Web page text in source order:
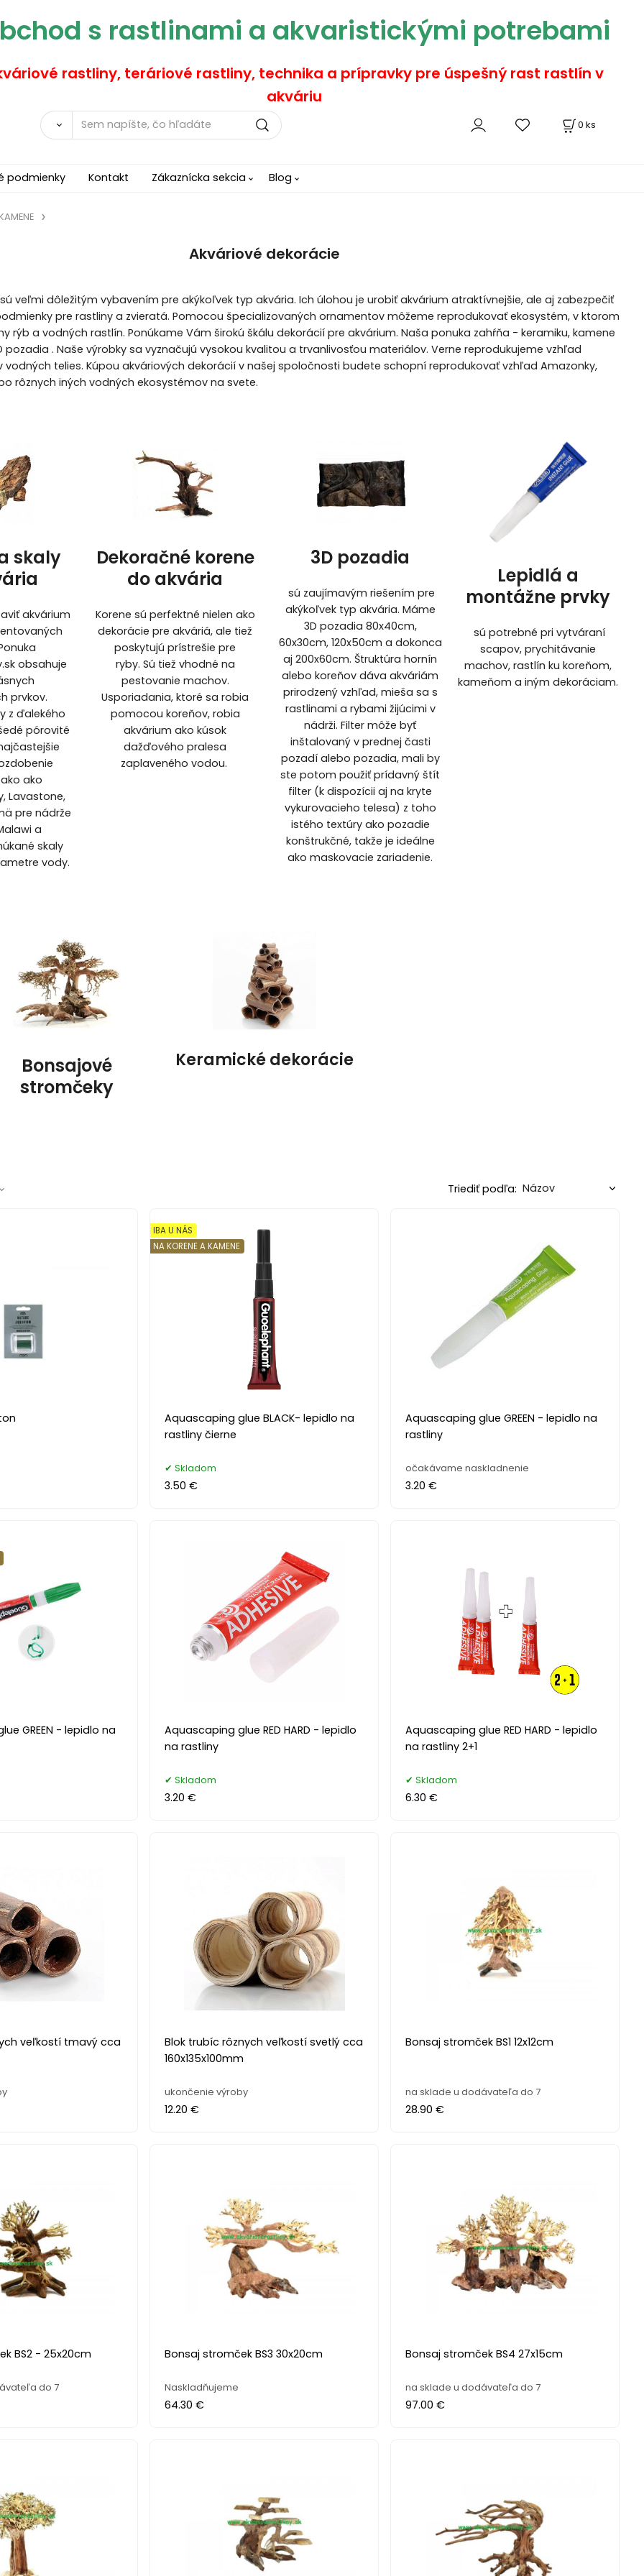
s rastlinami a akvaristickými potrebami
rastliny, teráriové rastliny, technika a prípravky pre úspešný rast rastlín v
akváriu
0 ks
podmienky Kontakt Zákaznícka sekcia Blog
Akváriové dekorácie
veľmi dôležitým vybavením pre akýkoľvek typ akvária. Ich úlohou je urobiť akvárium atraktívnejšie, ale aj zabezpečiť
pre rastliny a zvieratá. Pomocou špecializovaných ornamentov môžeme reprodukovať ekosystém, v ktorom
rýb a vodných rastlín. Ponúkame Vám širokú škálu dekorácií pre akvárium. Naša ponuka zahŕňa - keramiku, kamene
pozadia . Naše výrobky sa vyznačujú vysokou kvalitou a trvanlivosťou materiálov. Verne reprodukujeme vzhľad
vodných telies. Kúpou akváriových dekorácií v našej spoločnosti budete schopní reprodukovať vzhľad Amazonky,
rôznych iných vodných ekosystémov na svete.
skaly
akvárium
obsahuje
prvkov.
z ďalekého
pórovité
ako
Lavastone,
pre nádrže
a
skaly
vody.
Dekoračné korene
do akvária
Korene sú perfektné nielen ako
dekorácie pre akváriá, ale tiež
poskytujú prístrešie pre
ryby. Sú tiež vhodné na
pestovanie machov.
Usporiadania, ktoré sa robia
pomocou koreňov, robia
akvárium ako kúsok
dažďového pralesa
zaplaveného vodou.
3D pozadia
sú zaujímavým riešením pre
akýkoľvek typ akvária. Máme
3D pozadia 80x40cm,
60x30cm, 120x50cm a dokonca
aj 200x60cm. Štruktúra hornín
alebo koreňov dáva akváriám
prirodzený vzhľad, mieša sa s
rastlinami a rybami žijúcimi v
nádrži. Filter môže byť
inštalovaný v prednej časti
pozadí alebo pozadia, mali by
ste potom použiť prídavný štít
filter (k dispozícii aj na kryte
vykurovacieho telesa) z toho
istého textúry ako pozadie
konštrukčné, takže je ideálne
ako maskovacie zariadenie.
Lepidlá a
montážne prvky
sú potrebné pri vytváraní
scapov, prychitávanie
machov, rastlín ku koreňom,
kameňom a iným dekoráciam.
Bonsajové
stromčeky
Keramické dekorácie
Triediť podľa:
Aquascaping glue BLACK- lepidlo na
rastliny čierne
IBA U NÁS
NA KORENE A KAMENE
Skladom
3.50 €
Aquascaping glue GREEN - lepidlo na
rastliny
očakávame naskladnenie
3.20 €
GREEN - lepidlo na
Aquascaping glue RED HARD - lepidlo
na rastliny
Skladom
3.20 €
Aquascaping glue RED HARD - lepidlo
na rastliny 2+1
Skladom
6.30 €
veľkostí tmavý cca
Blok trubíc rôznych veľkostí svetlý cca
160x135x100mm
ukončenie výroby
12.20 €
Bonsaj stromček BS1 12x12cm
na sklade u dodávateľa do 7
28.90 €
BS2 - 25x20cm
do 7
Bonsaj stromček BS3 30x20cm
Naskladňujeme
64.30 €
Bonsaj stromček BS4 27x15cm
na sklade u dodávateľa do 7
97.00 €